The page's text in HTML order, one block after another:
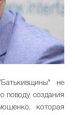
не
поводу создания
которая